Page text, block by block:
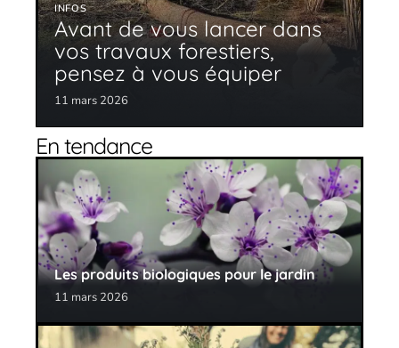
INFOS
Avant de vous lancer dans
vos travaux forestiers,
pensez à vous équiper
11 mars 2026
En tendance
Les produits biologiques pour le jardin
11 mars 2026